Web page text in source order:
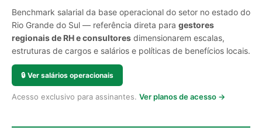
Benchmark salarial da base operacional do setor no estado do
Rio Grande do Sul — referência direta para gestores
regionais de RH e consultores dimensionarem escalas,
estruturas de cargos e salários e políticas de benefícios locais.
🔒 Ver salários operacionais
Acesso exclusivo para assinantes. Ver planos de acesso →